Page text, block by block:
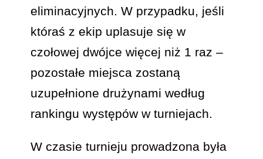
eliminacyjnych. W przypadku, jeśli
któraś z ekip uplasuje się w
czołowej dwójce więcej niż 1 raz –
pozostałe miejsca zostaną
uzupełnione drużynami według
rankingu występów w turniejach.
W czasie turnieju prowadzona była